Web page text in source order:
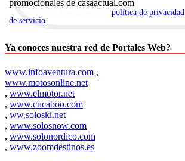
promocionales de casaactual.com
política de privacidad
de servicio
Ya conoces nuestra red de Portales Web?
www.infoaventura.com ,
www.motosonline.net
, www.elmotor.net
, www.cucaboo.com
, ww.soloski.net
, www.solosnow.com
, www.solonordico.com
, www.zoomdestinos.es